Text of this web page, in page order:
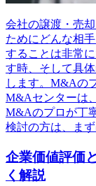
会社の譲渡・売
ためにどんな相
することは非常
す時、そして具
します。M&Aの
M&Aセンターは
M&Aのプロが丁
検討の方は、ま
企業価値評価
く解説